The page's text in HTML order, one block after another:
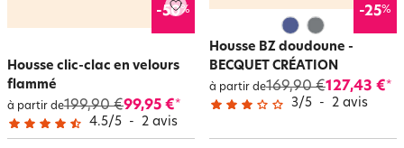
-50%
Housse clic-clac en velours
flammé
à partir de199,90 €99,95 €*
4.5/5 - 2 avis
-25%
Housse BZ doudoune -
BECQUET CRÉATION
à partir de169,90 €127,43 €*
3/5 - 2 avis